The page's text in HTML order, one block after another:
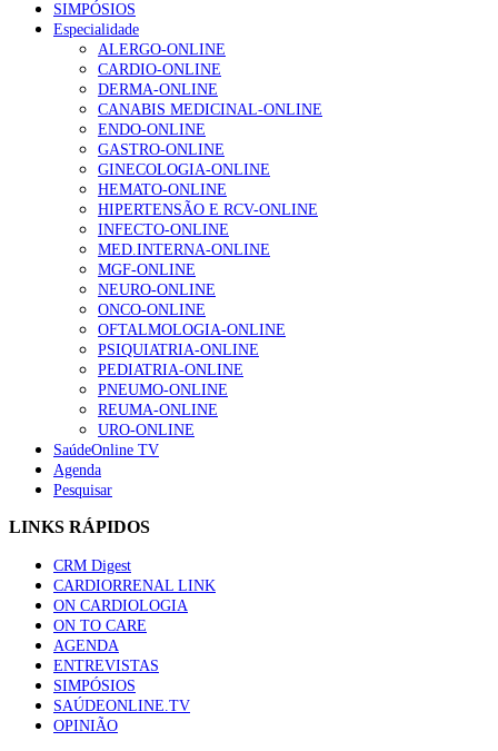
SIMPÓSIOS
Especialidade
ALERGO-ONLINE
CARDIO-ONLINE
DERMA-ONLINE
CANABIS MEDICINAL-ONLINE
ENDO-ONLINE
GASTRO-ONLINE
GINECOLOGIA-ONLINE
HEMATO-ONLINE
HIPERTENSÃO E RCV-ONLINE
INFECTO-ONLINE
MED.INTERNA-ONLINE
MGF-ONLINE
NEURO-ONLINE
ONCO-ONLINE
OFTALMOLOGIA-ONLINE
PSIQUIATRIA-ONLINE
PEDIATRIA-ONLINE
PNEUMO-ONLINE
REUMA-ONLINE
URO-ONLINE
SaúdeOnline TV
Agenda
Pesquisar
LINKS RÁPIDOS
CRM Digest
CARDIORRENAL LINK
ON CARDIOLOGIA
ON TO CARE
AGENDA
ENTREVISTAS
SIMPÓSIOS
SAÚDEONLINE.TV
OPINIÃO